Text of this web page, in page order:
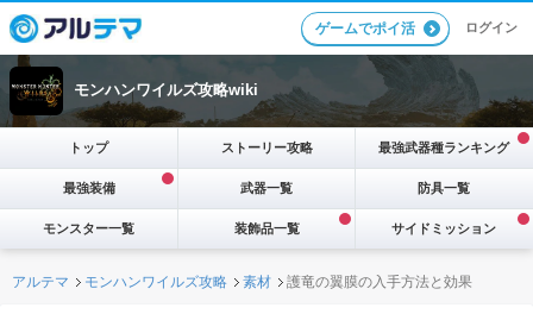
ゲームでポイ活 ログイン
モンハンワイルズ攻略wiki
トップ ストーリー攻略 最強武器種ランキング
最強装備 武器一覧 防具一覧
モンスター一覧 装飾品一覧 サイドミッション
アルテマ モンハンワイルズ攻略 素材 護竜の翼膜の入手方法と効果